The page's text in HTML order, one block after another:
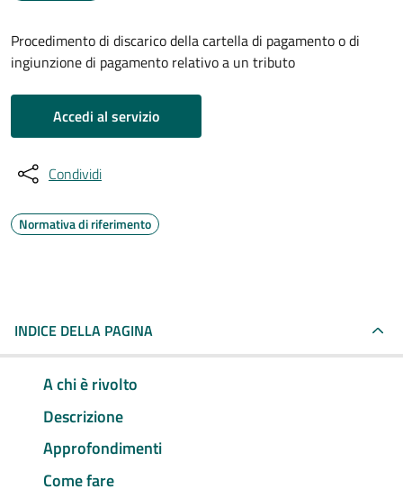
Procedimento di discarico della cartella di pagamento o di
ingiunzione di pagamento relativo a un tributo
Accedi al servizio
Condividi
Normativa di riferimento
INDICE DELLA PAGINA
A chi è rivolto
Descrizione
Approfondimenti
Come fare